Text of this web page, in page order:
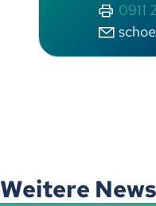
0911
Weitere News